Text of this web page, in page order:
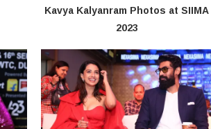
Kavya Kalyanram Photos at SIIMA
2023